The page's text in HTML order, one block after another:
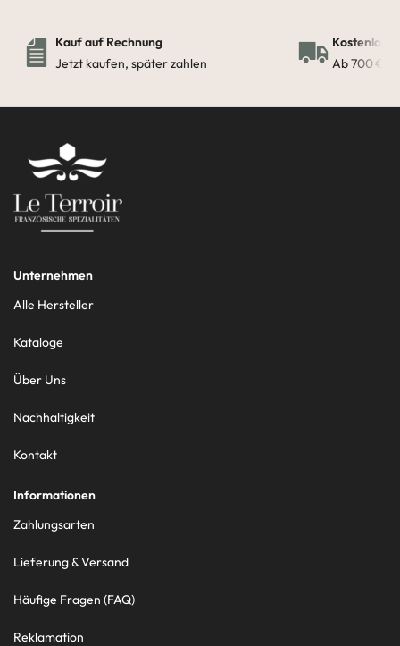
Kauf auf Rechnung
Jetzt kaufen, später zahlen
Ab 700 € in
Unternehmen
Alle Hersteller
Kataloge
Über Uns
Nachhaltigkeit
Kontakt
Informationen
Zahlungsarten
Lieferung & Versand
Häufige Fragen (FAQ)
Reklamation